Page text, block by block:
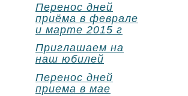
Перенос дней
приёма в феврале
и марте 2015 г
Приглашаем на
наш юбилей
Перенос дней
приема в мае